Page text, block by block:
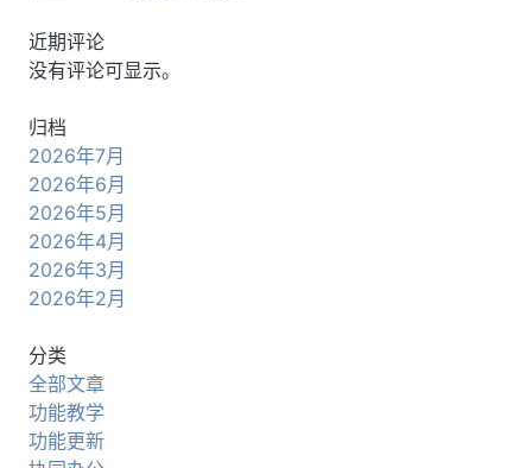
近期评论
没有评论可显示。
归档
2026年7月
2026年6月
2026年5月
2026年4月
2026年3月
2026年2月
分类
全部文章
功能教学
功能更新